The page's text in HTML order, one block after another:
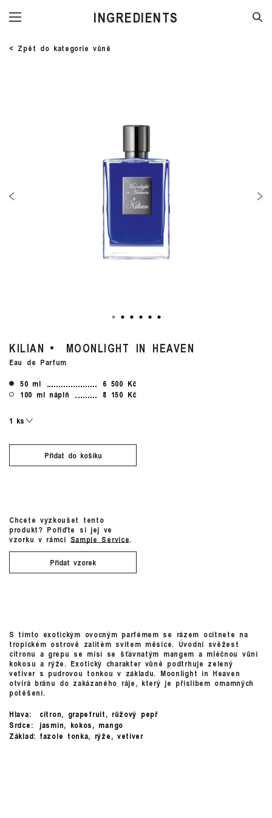
STORE
< Zpět do kategorie vůně
KILIAN MOONLIGHT IN HEAVEN
Eau de Parfum
50 ml
6 500 Kč
100 ml náplň
8 150 Kč
Přidat do košíku
Chcete vyzkoušet tento
produkt? Pořiďte si jej ve
vzorku v rámci Sample Service.
Přidat vzorek
S tímto exotickým ovocným parfémem se rázem ocitnete na
tropickém ostrově zalitém svitem měsíce. Úvodní svěžest
citronu a grepu se mísí se šťavnatým mangem a mléčnou vůní
kokosu a rýže. Exotický charakter vůně podtrhuje zelený
vetiver s pudrovou tonkou v základu. Moonlight in Heaven
otvírá bránu do zakázaného ráje, který je příslibem omamných
potěšení.
Hlava:
citron, grapefruit, růžový pepř
Srdce:
jasmín, kokos, mango
Základ: fazole tonka, rýže, vetiver